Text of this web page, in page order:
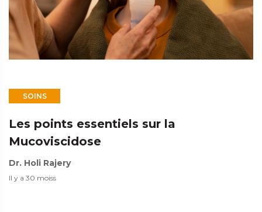
SOINS
Les points essentiels sur la
Mucoviscidose
Dr. Holi Rajery
Il y a 30 moiss